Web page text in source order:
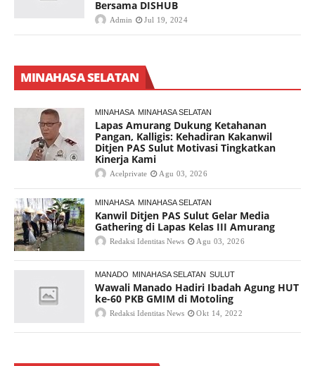
Bersama DISHUB
Admin Jul 19, 2024
MINAHASA SELATAN
MINAHASA MINAHASA SELATAN
Lapas Amurang Dukung Ketahanan
Pangan, Kalligis: Kehadiran Kakanwil
Ditjen PAS Sulut Motivasi Tingkatkan
Kinerja Kami
Acelprivate Agu 03, 2026
MINAHASA MINAHASA SELATAN
Kanwil Ditjen PAS Sulut Gelar Media
Gathering di Lapas Kelas III Amurang
Redaksi Identitas News Agu 03, 2026
MANADO MINAHASA SELATAN SULUT
Wawali Manado Hadiri Ibadah Agung HUT
ke-60 PKB GMIM di Motoling
Redaksi Identitas News Okt 14, 2022